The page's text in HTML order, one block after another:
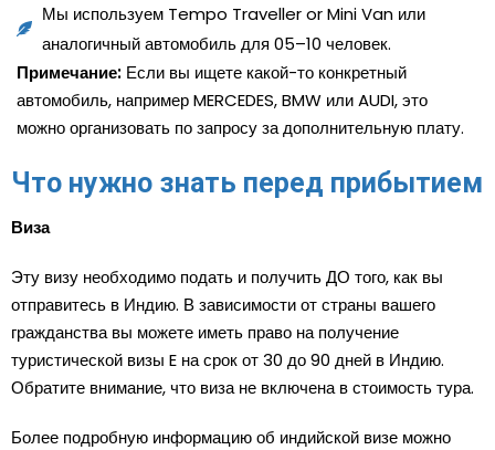
Мы используем Tempo Traveller or Mini Van или
аналогичный автомобиль для 05–10 человек.
Примечание: Если вы ищете какой-то конкретный
автомобиль, например MERCEDES, BMW или AUDI, это
можно организовать по запросу за дополнительную плату.
Что нужно знать перед прибытием
Виза
Эту визу необходимо подать и получить ДО того, как вы
отправитесь в Индию. В зависимости от страны вашего
гражданства вы можете иметь право на получение
туристической визы E на срок от 30 до 90 дней в Индию.
Обратите внимание, что виза не включена в стоимость тура.
Более подробную информацию об индийской визе можно